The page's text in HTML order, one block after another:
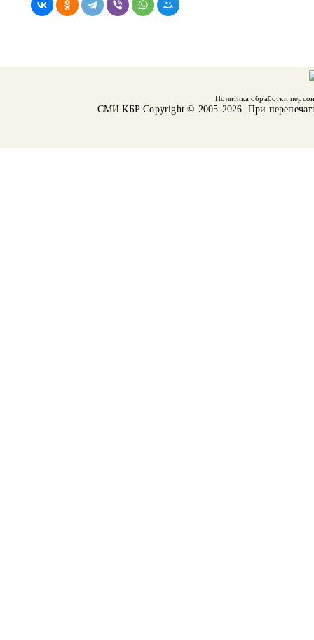
Политика обработки
СМИ КБРCopyright © 2005-2026. При